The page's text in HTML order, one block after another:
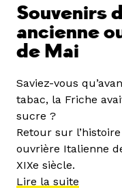
Souvenirs
ancienne
de Mai
Saviez-vous
tabac, la Friche
sucre ?
Retour sur
ouvrière Italienne
XIXe siècle.
Lire la suite